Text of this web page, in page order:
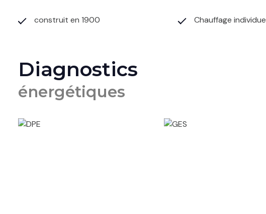
construit en 1900 Chauffage
Diagnostics
énergétiques